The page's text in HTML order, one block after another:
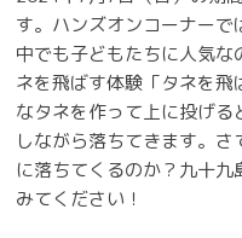
す。ハンズオンコーナー
中でも子どもたちに人気
ネを飛ばす体験「タネを
なタネを作って上に投げる
しながら落ちてきます。
に落ちてくるのか？九十
みてください！